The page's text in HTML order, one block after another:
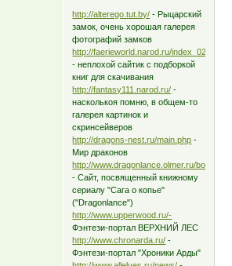
http://alterego.tut.by/ - Рыцарский
замок, очень хорошая галерея
фотографий замков
http://faerieworld.narod.ru/index_02.htm
- неплохой сайтик с подборкой
книг для скачивания
http://fantasy111.narod.ru/ -
насколькоя помню, в общем-то
галерея картинок и
скринсейверов
http://dragons-nest.ru/main.php -
Мир драконов
http://www.dragonlance.olmer.ru/
- Сайт, посвященный книжному
сериалу "Сага о копье"
("Dragonlance")
http://www.upperwood.ru/-
Фэнтези-портал ВЕРХНИЙ ЛЕС
http://www.chronarda.ru/ -
Фэнтези-портал "Хроники Арды"